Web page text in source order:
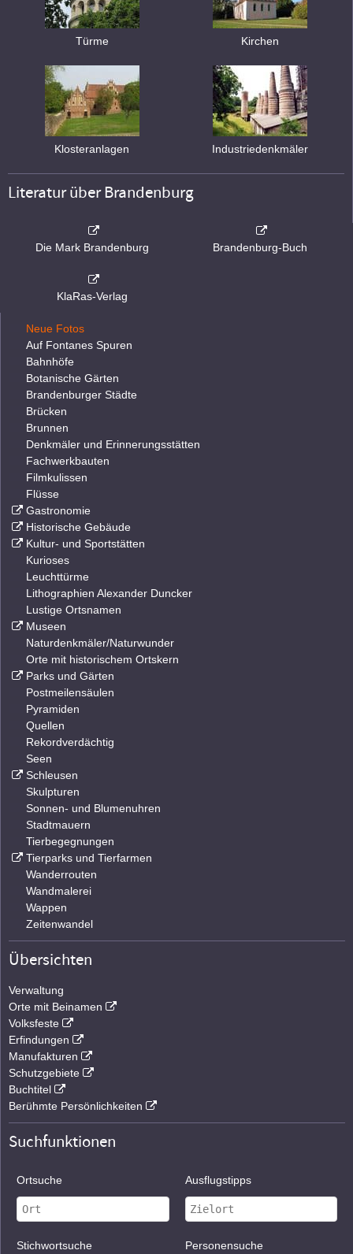
Türme Kirchen
Klosteranlagen Industriedenkmäler
Literatur über Brandenburg
Die Mark Brandenburg Brandenburg-Buch
KlaRas-Verlag
Neue Fotos
Auf Fontanes Spuren
Bahnhöfe
Botanische Gärten
Brandenburger Städte
Brücken
Brunnen
Denkmäler und Erinnerungsstätten
Fachwerkbauten
Filmkulissen
Flüsse
Gastronomie
Historische Gebäude
Kultur- und Sportstätten
Kurioses
Leuchttürme
Lithographien Alexander Duncker
Lustige Ortsnamen
Museen
Naturdenkmäler/Naturwunder
Orte mit historischem Ortskern
Parks und Gärten
Postmeilensäulen
Pyramiden
Quellen
Rekordverdächtig
Seen
Schleusen
Skulpturen
Sonnen- und Blumenuhren
Stadtmauern
Tierbegegnungen
Tierparks und Tierfarmen
Wanderrouten
Wandmalerei
Wappen
Zeitenwandel
Übersichten
Verwaltung
Orte mit Beinamen
Volksfeste
Erfindungen
Manufakturen
Schutzgebiete
Buchtitel
Berühmte Persönlichkeiten
Suchfunktionen
Ortsuche Ausflugstipps
Stichwortsuche Personensuche